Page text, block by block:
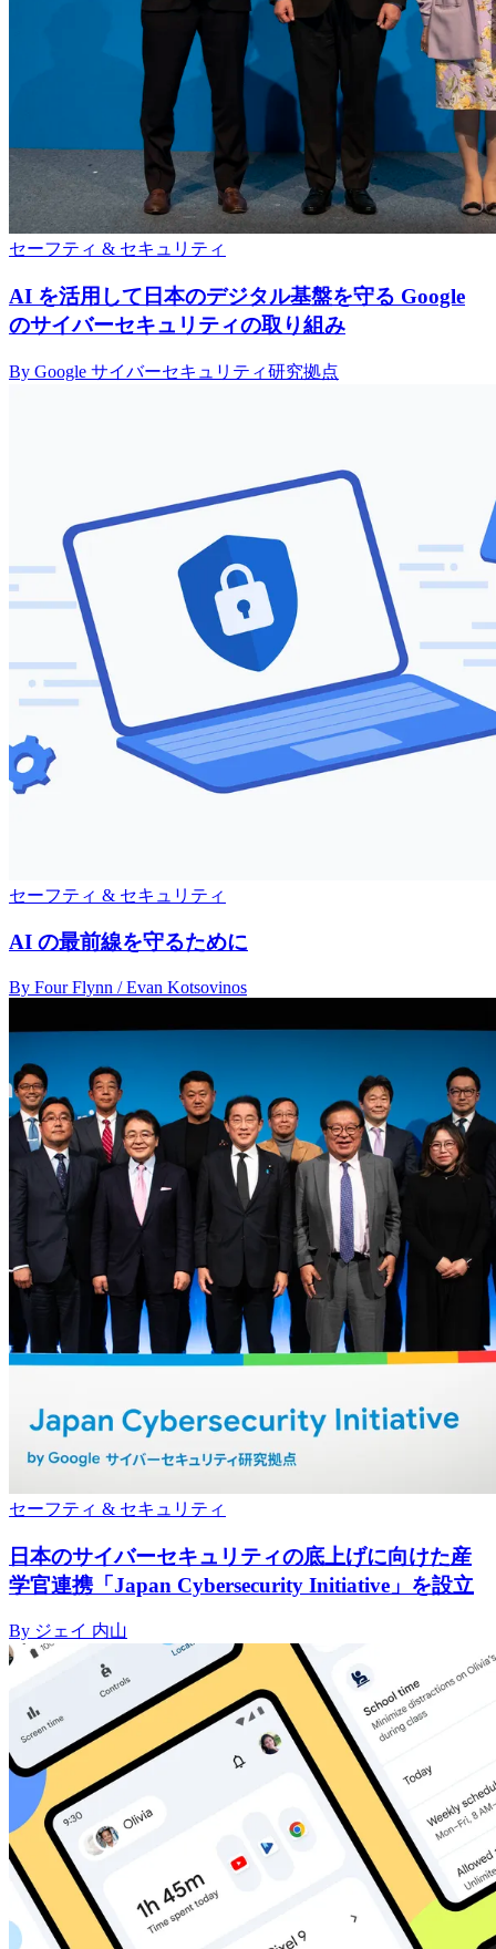
セーフティ & セキュリティ
AI を活用して日本のデジタル基盤を守る Google
のサイバーセキュリティの取り組み
By Google サイバーセキュリティ研究拠点
セーフティ & セキュリティ
AI の最前線を守るために
By Four Flynn / Evan Kotsovinos
セーフティ & セキュリティ
日本のサイバーセキュリティの底上げに向けた産
学官連携「Japan Cybersecurity Initiative」を設立
By ジェイ 内山